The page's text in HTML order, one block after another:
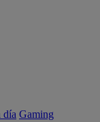
día Gaming